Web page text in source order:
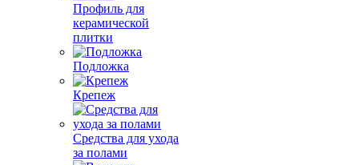
Профиль для
керамической
плитки
Подложка
Крепеж
Средства для ухода
за полами